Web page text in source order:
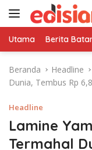
Utama Berita
Beranda Headline
Dunia, Tembus Rp
Headline
Lamine
Termahal